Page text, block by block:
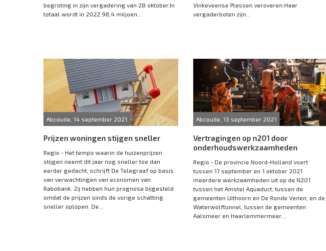
begroting in zijn vergadering van 28 oktober.In
totaal wordt in 2022 98,4 miljoen...
Vinkeveense Plassen veroveren.Haar
vergaderboten zijn...
Abcoude, 14 september 2021
Prijzen woningen stijgen sneller
Regio - Het tempo waarin de huizenprijzen
stijgen neemt dit jaar nog sneller toe dan
eerder gedacht, schrijft De Telegraaf op basis
van verwachtingen van economen van
Rabobank. Zij hebben hun prognose bijgesteld
omdat de prijzen sinds de vorige schatting
sneller oplopen. De...
Abcoude, 13 september 2021
Vertragingen op n201 door
onderhoudswerkzaamheden
Regio - De provincie Noord-Holland voert
tussen 17 september en 1 oktober 2021
meerdere werkzaamheden uit op de N201
tussen het Amstel Aquaduct, tussen de
gemeenten Uithoorn en De Ronde Venen, en de
Waterwolftunnel, tussen de gemeenten
Aalsmeer en Haarlemmermeer....